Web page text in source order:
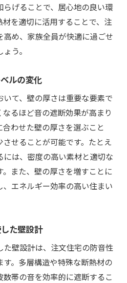
らげることで、居心地の良い環
を適切に活用することで、注
め、家族全員が快適に過ごせ
う。
ルの変化
て、壁の厚さは重要な要素で
るほど音の遮断効果が高まり
わせた壁の厚さを選ぶこと
せることが可能です。たとえ
は、密度の高い素材と適切な
また、壁の厚さを増すことに
、エネルギー効率の高い住まい
た壁設計
壁設計は、注文住宅の防音性
。多層構造や特殊な断熱材の
帯の音を効率的に遮断するこ